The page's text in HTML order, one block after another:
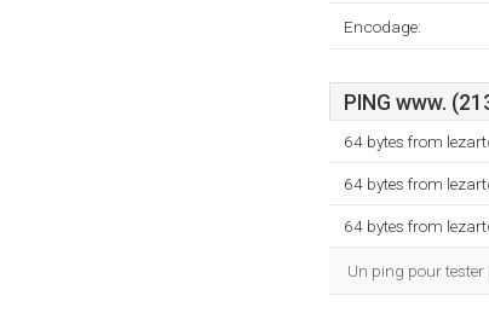
Encodage:
PING www.
64 bytes from
64 bytes from
64 bytes from
Un ping pour tester